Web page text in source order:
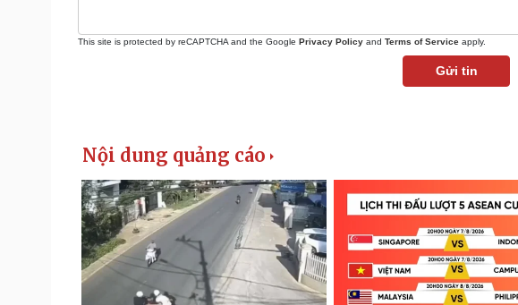
This site is protected by reCAPTCHA and the Google Privacy Policy and Terms of Service apply.
Gửi tin